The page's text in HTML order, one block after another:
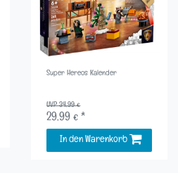
Super Hereos Kalender
UVP 34,99 €
29,99 € *
In den Warenkorb